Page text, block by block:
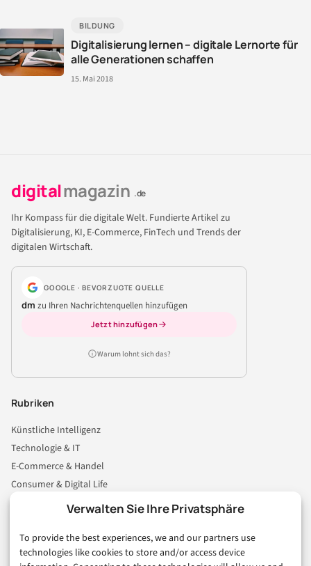
Verwalten Sie Ihre Privatsphäre
To provide the best experiences, we and our partners use
technologies like cookies to store and/or access device
BILDUNG
Digitalisierung lernen – digitale Lernorte für
alle Generationen schaffen
15. Mai 2018
digitalmagazin .de
Ihr Kompass für die digitale Welt. Fundierte Artikel zu
Digitalisierung, KI, E-Commerce, FinTech und Trends der
digitalen Wirtschaft.
GOOGLE · BEVORZUGTE QUELLE
dm zu Ihren Nachrichtenquellen hinzufügen
Jetzt hinzufügen
Warum lohnt sich das?
Rubriken
Künstliche Intelligenz
Technologie & IT
E-Commerce & Handel
Consumer & Digital Life
Business & Karriere
Sicherheit & Recht